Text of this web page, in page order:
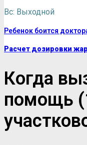
Вс: Выходной
Ребенок боится
Расчет дозировки
Когда
помощь